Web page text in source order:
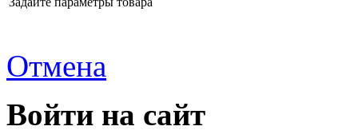
Отмена
Войти на сайт